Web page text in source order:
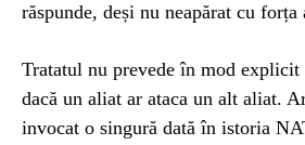
răspunde, deși nu neapărat cu forța
Tratatul nu prevede în mod explicit
dacă un aliat ar ataca un alt aliat.
invocat o singură dată în istoria